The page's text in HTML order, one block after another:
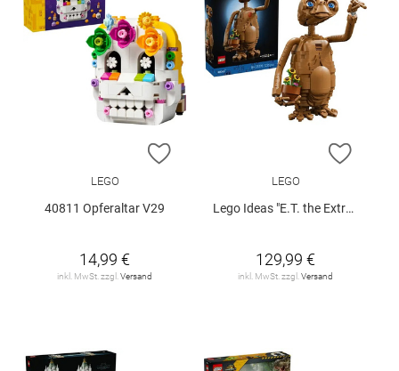
ZUR WUNSCHLISTE HINZUFÜGEN
LEGO
40811 Opferaltar V29
14,99 €
inkl. MwSt. zzgl. Versand
ZUR
LEGO
Lego Ideas "E.T. the Extra-Terrestrial" (21370)
129,99 €
inkl. MwSt. zzgl. Versand